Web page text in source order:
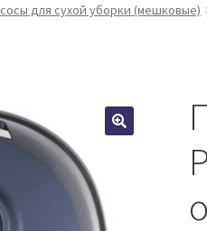
для сухой уборки (мешковые)